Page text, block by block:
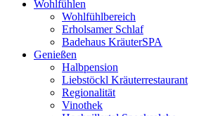
Wohlfühlen
Wohlfühlbereich
Erholsamer Schlaf
Badehaus KräuterSPA
Genießen
Halbpension
Liebstöckl Kräuterrestaurant
Regionalität
Vinothek